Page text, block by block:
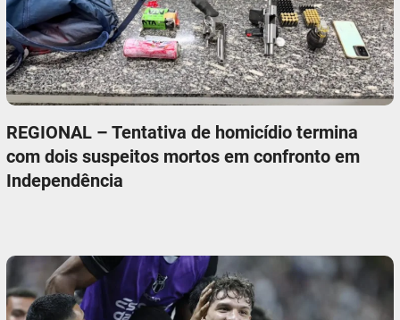
REGIONAL – Tentativa de homicídio termina
com dois suspeitos mortos em confronto em
Independência